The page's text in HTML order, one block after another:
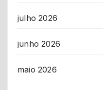
julho 2026
junho 2026
maio 2026